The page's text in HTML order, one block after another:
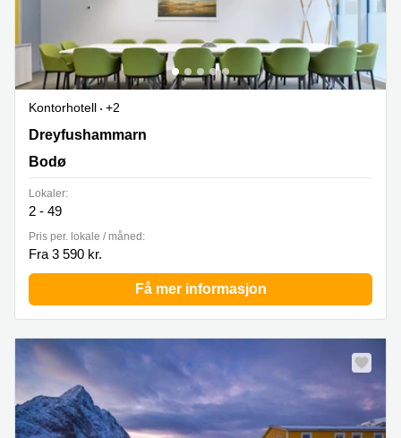
Kontorhotell
+2
Dreyfushammarn 35,3rd etasje, Bodø
Dreyfushammarn
Bodø
Lokaler:
2 - 49
Pris per. lokale / måned:
Fra 3 590 kr.
Få mer informasjon